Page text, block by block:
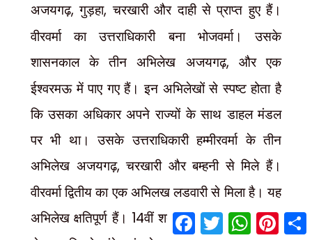
अजयगढ़,गुड़हा,चरखारी और दाही से प्राप्त हुए हैं।
वीरवर्मा का उत्तराधिकारी बना भोजवर्मा। उसके
शासनकाल के तीन अभिलेख अजयगढ़, और एक
ईश्वरमऊ में पाए गए हैं। इन अभिलेखों से स्पष्ट होता है
कि उसका अधिकार अपने राज्यों के साथ डाहल मंडल
पर भी था। उसके उत्तराधिकारी हम्मीरवर्मा के तीन
अभिलेख अजयगढ़,चरखारी और बम्हनी से मिले हैं।
वीरवर्मा द्वितीय का एक अभिलख लडवारी से मिला है। यह
अभिलेख क्षतिपूर्ण हैं। 14वीं शताब्दी के पहले दशक तक
a
T
w
W
h